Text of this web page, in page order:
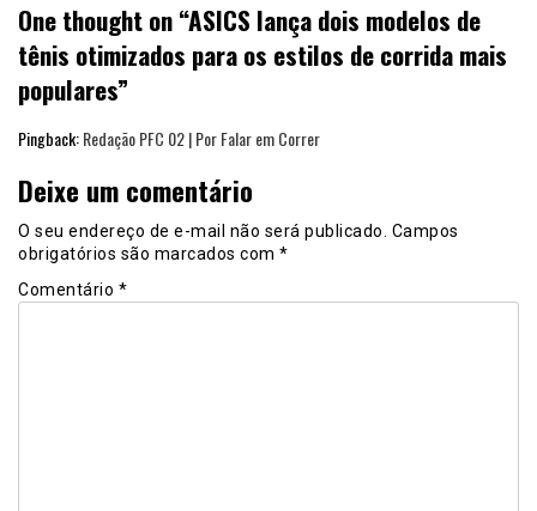
One thought on “ASICS lança dois modelos de
tênis otimizados para os estilos de corrida mais
populares”
Pingback:Redação PFC 02 | Por Falar em Correr
Deixe um comentário
O seu endereço de e-mail não será publicado. Campos
obrigatórios são marcados com *
Comentário *